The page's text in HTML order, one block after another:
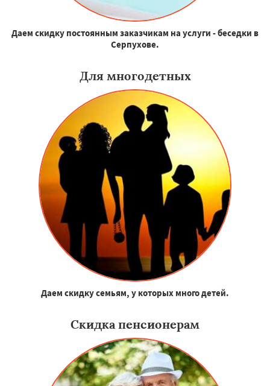
Даем скидку постоянным заказчикам на услуги - беседки в
Серпухове.
Для многодетных
Даем скидку семьям, у которых много детей.
Скидка пенсионерам